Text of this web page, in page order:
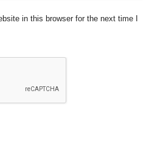
in this browser for the next time I